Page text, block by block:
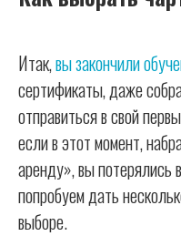
Итак,вы закончили
сертификаты, даже
отправиться в свой
если в этот момент,
аренду», вы потерялись
попробуем дать
выборе.